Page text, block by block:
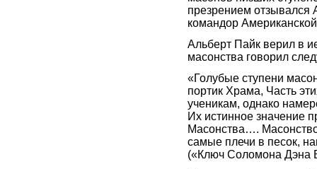
презрением отзывался
командор
Альберт Пайк верил в
масонства говорил
«Голубые ступени
портик Храма, Часть
ученикам, однако
Их истинное значение
Масонства….
самые плечи в песок,
(«Ключ Соломона Дэна